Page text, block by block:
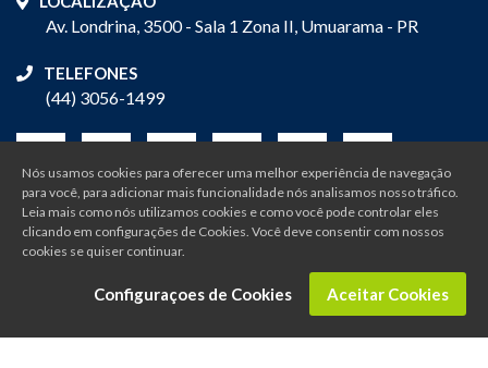
Av. Londrina, 3500 - Sala 1 Zona II, Umuarama - PR
TELEFONES
(44) 3056-1499
Nós usamos cookies para oferecer uma melhor experiência de navegação
para você, para adicionar mais funcionalidade nós analisamos nosso tráfico.
Leia mais como nós utilizamos cookies e como você pode controlar eles
clicando em configurações de Cookies. Você deve consentir com nossos
cookies se quiser continuar.
Configuraçoes de Cookies Aceitar Cookies